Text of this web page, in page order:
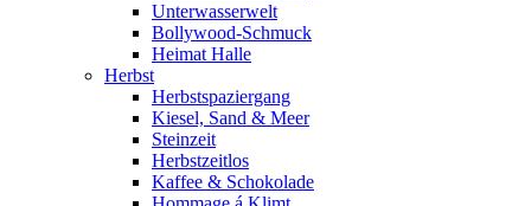
Unterwasserwelt
Bollywood-Schmuck
Heimat Halle
Herbst
Herbstspaziergang
Kiesel, Sand & Meer
Steinzeit
Herbstzeitlos
Kaffee & Schokolade